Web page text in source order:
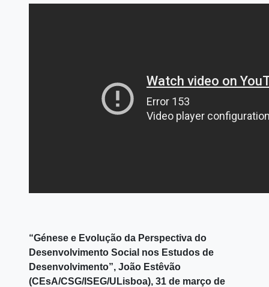
“Génese e Evolução da Perspectiva do
Desenvolvimento Social nos Estudos de
Desenvolvimento”, João Estêvão
(CEsA/CSG/ISEG/ULisboa), 31 de março de